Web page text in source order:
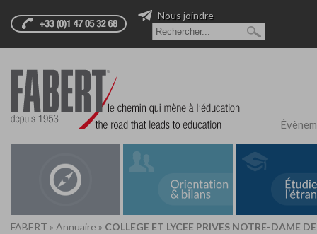
Nous joindre
FABERT » Annuaire » COLLEGE ET LYCEE PRIVES NOTRE-DAME